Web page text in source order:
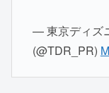
— 東京ディズ
(@TDR_PR)